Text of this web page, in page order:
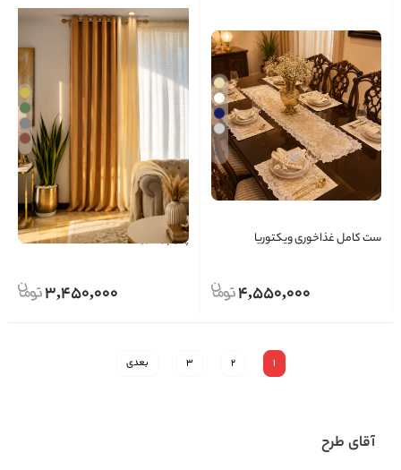
+ 5
ست کامل غذاخوری ویکتوریا
4,550,000
پنل پرده روناک
3,450,000
1
2
3 بعدی
آقای طرح